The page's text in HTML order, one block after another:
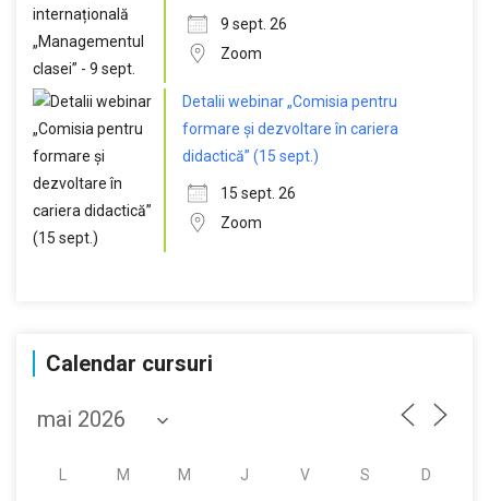
9 sept. 26
Zoom
Detalii webinar „Comisia pentru
formare și dezvoltare în cariera
didactică” (15 sept.)
15 sept. 26
Zoom
Calendar cursuri
M M J V S D